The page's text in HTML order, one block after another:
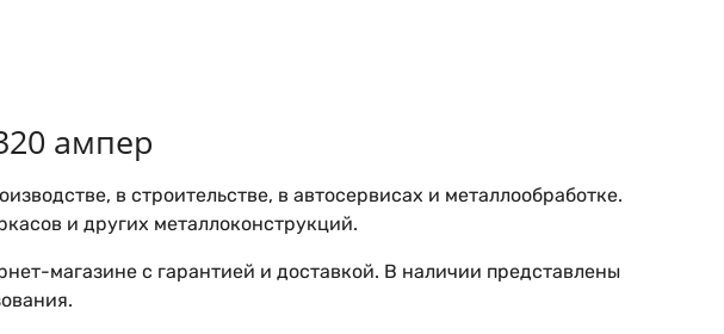
ампер
в строительстве, в автосервисах и металлообработке.
и других металлоконструкций.
магазине с гарантией и доставкой. В наличии представлены